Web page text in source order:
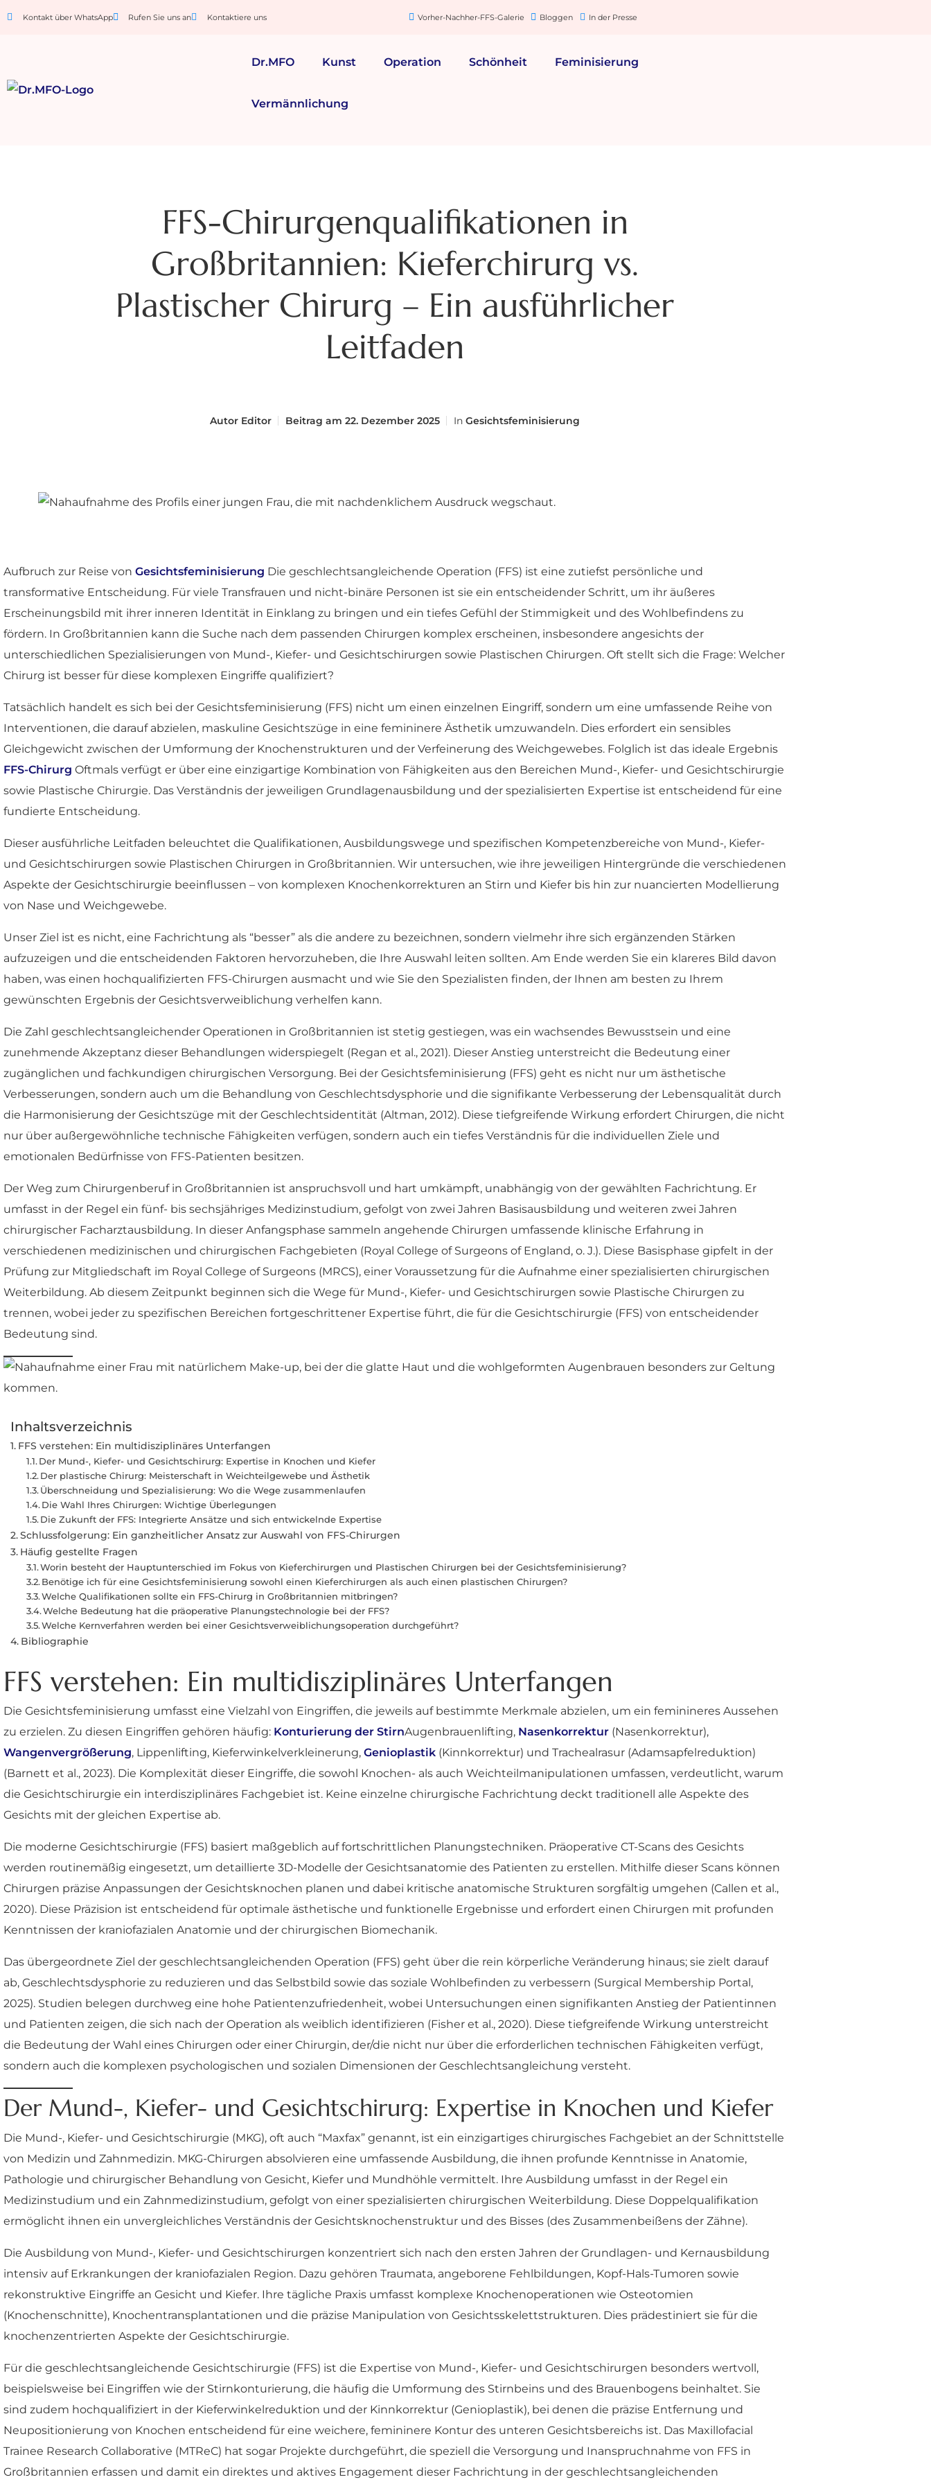
Kontakt über WhatsApp Rufen Sie uns an Kontaktiere uns Vorher-Nachher-FFS-Galerie Bloggen In der Presse
Dr.MFO Kunst Operation Schönheit Feminisierung
Vermännlichung
FFS-Chirurgenqualifikationen in
Großbritannien: Kieferchirurg vs.
Plastischer Chirurg – Ein ausführlicher
Leitfaden
Autor Editor Beitrag am 22. Dezember 2025 In Gesichtsfeminisierung
Aufbruch zur Reise von Gesichtsfeminisierung Die geschlechtsangleichende Operation (FFS) ist eine zutiefst persönliche und
transformative Entscheidung. Für viele Transfrauen und nicht-binäre Personen ist sie ein entscheidender Schritt, um ihr äußeres
Erscheinungsbild mit ihrer inneren Identität in Einklang zu bringen und ein tiefes Gefühl der Stimmigkeit und des Wohlbefindens zu
fördern. In Großbritannien kann die Suche nach dem passenden Chirurgen komplex erscheinen, insbesondere angesichts der
unterschiedlichen Spezialisierungen von Mund-, Kiefer- und Gesichtschirurgen sowie Plastischen Chirurgen. Oft stellt sich die Frage: Welcher
Chirurg ist besser für diese komplexen Eingriffe qualifiziert?
Tatsächlich handelt es sich bei der Gesichtsfeminisierung (FFS) nicht um einen einzelnen Eingriff, sondern um eine umfassende Reihe von
Interventionen, die darauf abzielen, maskuline Gesichtszüge in eine femininere Ästhetik umzuwandeln. Dies erfordert ein sensibles
Gleichgewicht zwischen der Umformung der Knochenstrukturen und der Verfeinerung des Weichgewebes. Folglich ist das ideale Ergebnis
FFS-Chirurg Oftmals verfügt er über eine einzigartige Kombination von Fähigkeiten aus den Bereichen Mund-, Kiefer- und Gesichtschirurgie
sowie Plastische Chirurgie. Das Verständnis der jeweiligen Grundlagenausbildung und der spezialisierten Expertise ist entscheidend für eine
fundierte Entscheidung.
Dieser ausführliche Leitfaden beleuchtet die Qualifikationen, Ausbildungswege und spezifischen Kompetenzbereiche von Mund-, Kiefer-
und Gesichtschirurgen sowie Plastischen Chirurgen in Großbritannien. Wir untersuchen, wie ihre jeweiligen Hintergründe die verschiedenen
Aspekte der Gesichtschirurgie beeinflussen – von komplexen Knochenkorrekturen an Stirn und Kiefer bis hin zur nuancierten Modellierung
von Nase und Weichgewebe.
Unser Ziel ist es nicht, eine Fachrichtung als “besser” als die andere zu bezeichnen, sondern vielmehr ihre sich ergänzenden Stärken
aufzuzeigen und die entscheidenden Faktoren hervorzuheben, die Ihre Auswahl leiten sollten. Am Ende werden Sie ein klareres Bild davon
haben, was einen hochqualifizierten FFS-Chirurgen ausmacht und wie Sie den Spezialisten finden, der Ihnen am besten zu Ihrem
gewünschten Ergebnis der Gesichtsverweiblichung verhelfen kann.
Die Zahl geschlechtsangleichender Operationen in Großbritannien ist stetig gestiegen, was ein wachsendes Bewusstsein und eine
zunehmende Akzeptanz dieser Behandlungen widerspiegelt (Regan et al., 2021). Dieser Anstieg unterstreicht die Bedeutung einer
zugänglichen und fachkundigen chirurgischen Versorgung. Bei der Gesichtsfeminisierung (FFS) geht es nicht nur um ästhetische
Verbesserungen, sondern auch um die Behandlung von Geschlechtsdysphorie und die signifikante Verbesserung der Lebensqualität durch
die Harmonisierung der Gesichtszüge mit der Geschlechtsidentität (Altman, 2012). Diese tiefgreifende Wirkung erfordert Chirurgen, die nicht
nur über außergewöhnliche technische Fähigkeiten verfügen, sondern auch ein tiefes Verständnis für die individuellen Ziele und
emotionalen Bedürfnisse von FFS-Patienten besitzen.
Der Weg zum Chirurgenberuf in Großbritannien ist anspruchsvoll und hart umkämpft, unabhängig von der gewählten Fachrichtung. Er
umfasst in der Regel ein fünf- bis sechsjähriges Medizinstudium, gefolgt von zwei Jahren Basisausbildung und weiteren zwei Jahren
chirurgischer Facharztausbildung. In dieser Anfangsphase sammeln angehende Chirurgen umfassende klinische Erfahrung in
verschiedenen medizinischen und chirurgischen Fachgebieten (Royal College of Surgeons of England, o. J.). Diese Basisphase gipfelt in der
Prüfung zur Mitgliedschaft im Royal College of Surgeons (MRCS), einer Voraussetzung für die Aufnahme einer spezialisierten chirurgischen
Weiterbildung. Ab diesem Zeitpunkt beginnen sich die Wege für Mund-, Kiefer- und Gesichtschirurgen sowie Plastische Chirurgen zu
trennen, wobei jeder zu spezifischen Bereichen fortgeschrittener Expertise führt, die für die Gesichtschirurgie (FFS) von entscheidender
Bedeutung sind.
Inhaltsverzeichnis
FFS verstehen: Ein multidisziplinäres Unterfangen
Der Mund-, Kiefer- und Gesichtschirurg: Expertise in Knochen und Kiefer
Der plastische Chirurg: Meisterschaft in Weichteilgewebe und Ästhetik
Überschneidung und Spezialisierung: Wo die Wege zusammenlaufen
Die Wahl Ihres Chirurgen: Wichtige Überlegungen
Die Zukunft der FFS: Integrierte Ansätze und sich entwickelnde Expertise
Schlussfolgerung: Ein ganzheitlicher Ansatz zur Auswahl von FFS-Chirurgen
Häufig gestellte Fragen
Worin besteht der Hauptunterschied im Fokus von Kieferchirurgen und Plastischen Chirurgen bei der Gesichtsfeminisierung?
Benötige ich für eine Gesichtsfeminisierung sowohl einen Kieferchirurgen als auch einen plastischen Chirurgen?
Welche Qualifikationen sollte ein FFS-Chirurg in Großbritannien mitbringen?
Welche Bedeutung hat die präoperative Planungstechnologie bei der FFS?
Welche Kernverfahren werden bei einer Gesichtsverweiblichungsoperation durchgeführt?
Bibliographie
FFS verstehen: Ein multidisziplinäres Unterfangen
Die Gesichtsfeminisierung umfasst eine Vielzahl von Eingriffen, die jeweils auf bestimmte Merkmale abzielen, um ein feminineres Aussehen
zu erzielen. Zu diesen Eingriffen gehören häufig: Konturierung der StirnAugenbrauenlifting, Nasenkorrektur (Nasenkorrektur),
Wangenvergrößerung, Lippenlifting, Kieferwinkelverkleinerung, Genioplastik (Kinnkorrektur) und Trachealrasur (Adamsapfelreduktion)
(Barnett et al., 2023). Die Komplexität dieser Eingriffe, die sowohl Knochen- als auch Weichteilmanipulationen umfassen, verdeutlicht, warum
die Gesichtschirurgie ein interdisziplinäres Fachgebiet ist. Keine einzelne chirurgische Fachrichtung deckt traditionell alle Aspekte des
Gesichts mit der gleichen Expertise ab.
Die moderne Gesichtschirurgie (FFS) basiert maßgeblich auf fortschrittlichen Planungstechniken. Präoperative CT-Scans des Gesichts
werden routinemäßig eingesetzt, um detaillierte 3D-Modelle der Gesichtsanatomie des Patienten zu erstellen. Mithilfe dieser Scans können
Chirurgen präzise Anpassungen der Gesichtsknochen planen und dabei kritische anatomische Strukturen sorgfältig umgehen (Callen et al.,
2020). Diese Präzision ist entscheidend für optimale ästhetische und funktionelle Ergebnisse und erfordert einen Chirurgen mit profunden
Kenntnissen der kraniofazialen Anatomie und der chirurgischen Biomechanik.
Das übergeordnete Ziel der geschlechtsangleichenden Operation (FFS) geht über die rein körperliche Veränderung hinaus; sie zielt darauf
ab, Geschlechtsdysphorie zu reduzieren und das Selbstbild sowie das soziale Wohlbefinden zu verbessern (Surgical Membership Portal,
2025). Studien belegen durchweg eine hohe Patientenzufriedenheit, wobei Untersuchungen einen signifikanten Anstieg der Patientinnen
und Patienten zeigen, die sich nach der Operation als weiblich identifizieren (Fisher et al., 2020). Diese tiefgreifende Wirkung unterstreicht
die Bedeutung der Wahl eines Chirurgen oder einer Chirurgin, der/die nicht nur über die erforderlichen technischen Fähigkeiten verfügt,
sondern auch die komplexen psychologischen und sozialen Dimensionen der Geschlechtsangleichung versteht.
Der Mund-, Kiefer- und Gesichtschirurg: Expertise in Knochen und Kiefer
Die Mund-, Kiefer- und Gesichtschirurgie (MKG), oft auch “Maxfax” genannt, ist ein einzigartiges chirurgisches Fachgebiet an der Schnittstelle
von Medizin und Zahnmedizin. MKG-Chirurgen absolvieren eine umfassende Ausbildung, die ihnen profunde Kenntnisse in Anatomie,
Pathologie und chirurgischer Behandlung von Gesicht, Kiefer und Mundhöhle vermittelt. Ihre Ausbildung umfasst in der Regel ein
Medizinstudium und ein Zahnmedizinstudium, gefolgt von einer spezialisierten chirurgischen Weiterbildung. Diese Doppelqualifikation
ermöglicht ihnen ein unvergleichliches Verständnis der Gesichtsknochenstruktur und des Bisses (des Zusammenbeißens der Zähne).
Die Ausbildung von Mund-, Kiefer- und Gesichtschirurgen konzentriert sich nach den ersten Jahren der Grundlagen- und Kernausbildung
intensiv auf Erkrankungen der kraniofazialen Region. Dazu gehören Traumata, angeborene Fehlbildungen, Kopf-Hals-Tumoren sowie
rekonstruktive Eingriffe an Gesicht und Kiefer. Ihre tägliche Praxis umfasst komplexe Knochenoperationen wie Osteotomien
(Knochenschnitte), Knochentransplantationen und die präzise Manipulation von Gesichtsskelettstrukturen. Dies prädestiniert sie für die
knochenzentrierten Aspekte der Gesichtschirurgie.
Für die geschlechtsangleichende Gesichtschirurgie (FFS) ist die Expertise von Mund-, Kiefer- und Gesichtschirurgen besonders wertvoll,
beispielsweise bei Eingriffen wie der Stirnkonturierung, die häufig die Umformung des Stirnbeins und des Brauenbogens beinhaltet. Sie
sind zudem hochqualifiziert in der Kieferwinkelreduktion und der Kinnkorrektur (Genioplastik), bei denen die präzise Entfernung und
Neupositionierung von Knochen entscheidend für eine weichere, femininere Kontur des unteren Gesichtsbereichs ist. Das Maxillofacial
Trainee Research Collaborative (MTReC) hat sogar Projekte durchgeführt, die speziell die Versorgung und Inanspruchnahme von FFS in
Großbritannien erfassen und damit ein direktes und aktives Engagement dieser Fachrichtung in der geschlechtsangleichenden